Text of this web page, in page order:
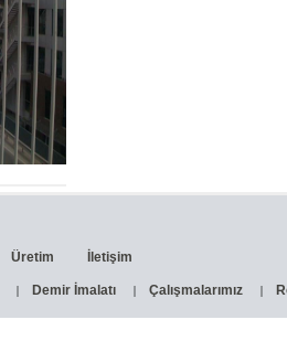
Üretim İletişim
Demir İmalatı Çalışmalarımız